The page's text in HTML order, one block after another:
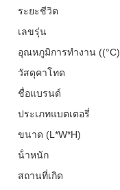
ระยะชีวิต
เลขรุ่น
อุณหภูมิการทํางาน ((°C)
วัสดุคาโทด
ชื่อแบรนด์
ประเภทแบตเตอรี่
ขนาด (L*W*H)
น้ําหนัก
สถานที่เกิด